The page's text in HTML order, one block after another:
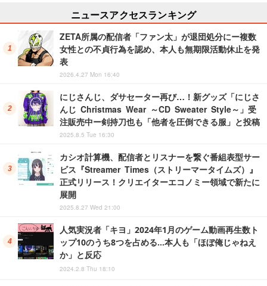
ニュースアクセスランキング
ZETA所属の配信者「ファン太」が退団処分にー複数
女性との不貞行為を認め、本人も無期限活動休止を発
表
2026.4.27 Mon 16:40
にじさんじ、ダサセーター再び…！新グッズ「にじさ
んじ Christmas Wear ～CD Sweater Style～」受
注販売中ー剣持刀也も「他者を圧倒できる服」と投稿
2025.8.5 Tue 16:30
カシオ計算機、配信者とリスナーを繋ぐ番組表型サー
ビス『Streamer Times（ストリーマータイムズ）』
正式リリース！クリエイターエコノミー領域で新たに
展開
2025.8.27 Wed 21:00
人気実況者「キヨ」2024年1月のゲーム動画再生数ト
ップ10のうち8つを占める…本人も「ほぼ俺じゃねえ
か」と反応
2024.2.8 Thu 18:10